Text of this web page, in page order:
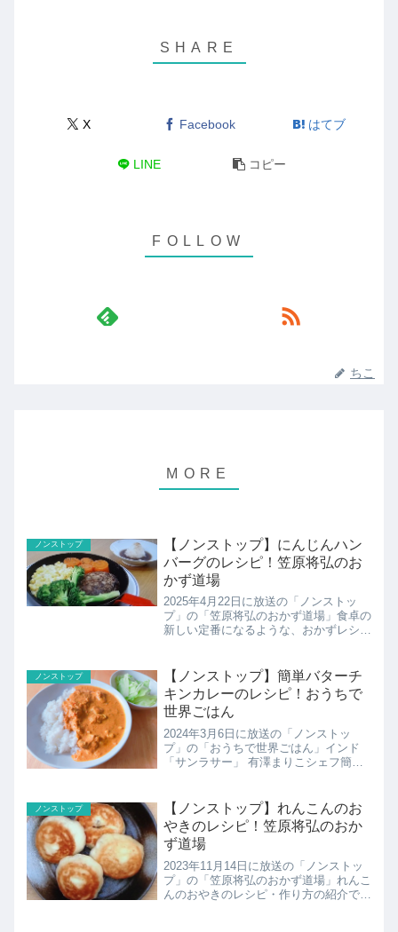
X Facebook はてブ
LINE コピー
ちこ
ノンストップ
【ノンストップ】にんじんハン
バーグのレシピ！笠原将弘のお
かず道場
2025年4月22日に放送の「ノンストッ
プ」の「笠原将弘のおかず道場」食卓の
新しい定番になるような、おかずレシピ
見。にんじんハンバーグのレシピ・作り
方の紹介です！
ノンストップ
【ノンストップ】簡単バターチ
キンカレーのレシピ！おうちで
世界ごはん
2024年3月6日に放送の「ノンストッ
プ」の「おうちで世界ごはん」インド
「サンラサー」 有澤まりこシェフ簡単
ノンストップ
【ノンストップ】れんこんのお
やきのレシピ！笠原将弘のおか
ず道場
2023年11月14日に放送の「ノンストッ
プ」の「笠原将弘のおかず道場」れんこ
んのおやきのレシピ・作り方の紹介で